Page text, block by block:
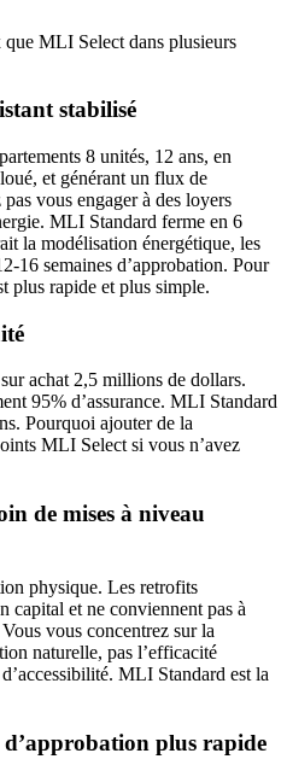
MLI Select dans plusieurs
stabilisé
8 unités, 12 ans, en
et générant un flux de
vous engager à des loyers
MLI Standard ferme en 6
la modélisation énergétique, les
16 semaines d’approbation. Pour
plus rapide et plus simple.
achat 2,5 millions de dollars.
95% d’assurance. MLI Standard
Pourquoi ajouter de la
MLI Select si vous n’avez
de mises à niveau
physique. Les retrofits
capital et ne conviennent pas à
vous concentrez sur la
naturelle, pas l’efficacité
MLI Standard est la
plus rapide